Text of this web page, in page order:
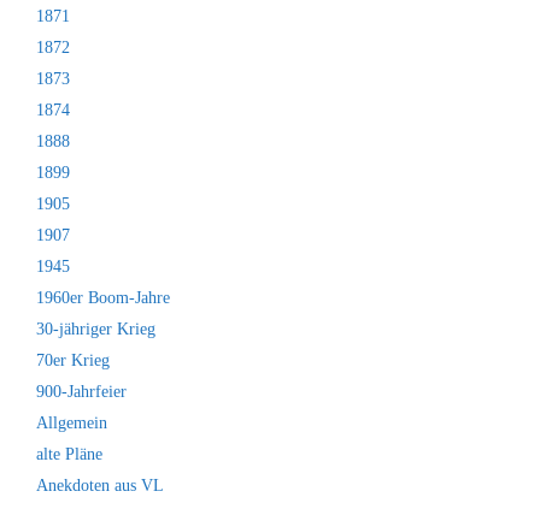
1871
1872
1873
1874
1888
1899
1905
1907
1945
1960er Boom-Jahre
30-jähriger Krieg
70er Krieg
900-Jahrfeier
Allgemein
alte Pläne
Anekdoten aus VL